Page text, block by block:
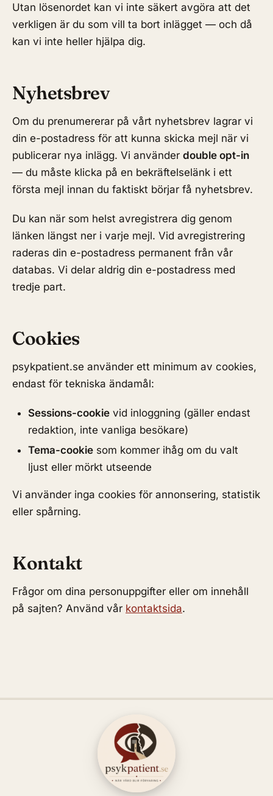
Utan lösenordet kan vi inte säkert avgöra att det
verkligen är du som vill ta bort inlägget — och då
kan vi inte heller hjälpa dig.
Nyhetsbrev
Om du prenumererar på vårt nyhetsbrev lagrar vi
din e-postadress för att kunna skicka mejl när vi
publicerar nya inlägg. Vi använder double opt-in
— du måste klicka på en bekräftelselänk i ett
första mejl innan du faktiskt börjar få nyhetsbrev.
Du kan när som helst avregistrera dig genom
länken längst ner i varje mejl. Vid avregistrering
raderas din e-postadress permanent från vår
databas. Vi delar aldrig din e-postadress med
tredje part.
Cookies
psykpatient.se använder ett minimum av cookies,
endast för tekniska ändamål:
Sessions-cookievid inloggning (gäller endast
redaktion, inte vanliga besökare)
Tema-cookiesom kommer ihåg om du valt
ljust eller mörkt utseende
Vi använder inga cookies för annonsering, statistik
eller spårning.
Kontakt
Frågor om dina personuppgifter eller om innehåll
på sajten? Använd vår kontaktsida.